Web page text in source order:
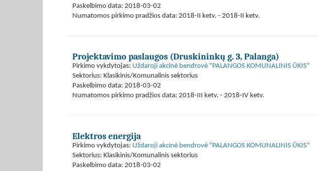
Paskelbimo data: 2018-03-02
Numatomos pirkimo pradžios data: 2018-II ketv. - 2018-II ketv.
Projektavimo paslaugos (Druskininkų g. 3, Palanga)
Pirkimo vykdytojas: Uždaroji akcinė bendrovė "PALANGOS KOMUNALINIS ŪKIS"
Sektorius: Klasikinis/Komunalinis sektorius
Paskelbimo data: 2018-03-02
Numatomos pirkimo pradžios data: 2018-III ketv. - 2018-IV ketv.
Elektros energija
Pirkimo vykdytojas: Uždaroji akcinė bendrovė "PALANGOS KOMUNALINIS ŪKIS"
Sektorius: Klasikinis/Komunalinis sektorius
Paskelbimo data: 2018-03-02